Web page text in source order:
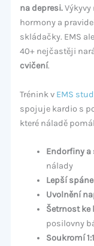
na depresi.Výkyvy
hormony a
skládačky. EMS
40+ nejčastěji
cvičení.
Trénink v EMS
spojuje kardio s
které náladě
Endorfiny a
nálady
Lepší
Uvolnění
Šetrnost
posilovny
Soukromí 1:1